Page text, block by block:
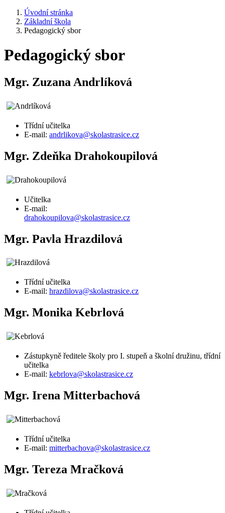
Úvodní stránka
Základní škola
Pedagogický sbor
Pedagogický sbor
Mgr. Zuzana Andrlíková
Třídní učitelka
E-mail: andrlikova@skolastrasice.cz
Mgr. Zdeňka Drahokoupilová
Učitelka
E-mail:
drahokoupilova@skolastrasice.cz
Mgr. Pavla Hrazdilová
Třídní učitelka
E-mail: hrazdilova@skolastrasice.cz
Mgr. Monika Kebrlová
Zástupkyně ředitele školy pro I. stupeň a školní družinu, třídní
učitelka
E-mail: kebrlova@skolastrasice.cz
Mgr. Irena Mitterbachová
Třídní učitelka
E-mail: mitterbachova@skolastrasice.cz
Mgr. Tereza Mračková